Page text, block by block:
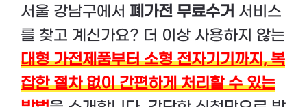
서울 강남구에서 폐가전 무료수거 서비스
를 찾고 계신가요? 더 이상 사용하지 않는
대형 가전제품부터 소형 전자기기까지, 복
잡한 절차 없이 간편하게 처리할 수 있는